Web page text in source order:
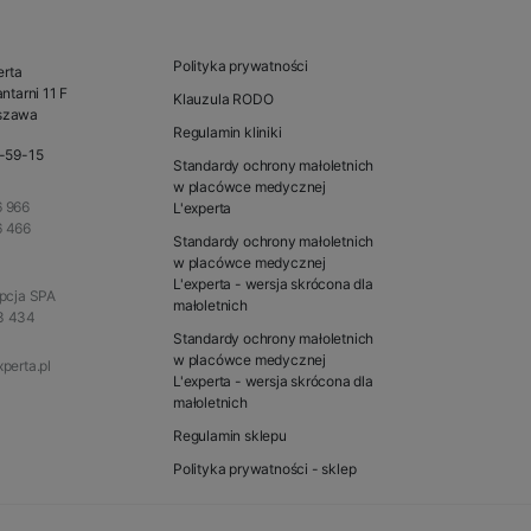
11 F
59-15
966
466
SPA
434
Polityka prywatności
Klauzula RODO
Regulamin kliniki
Standardy ochrony małoletnich
w placówce medycznej
L'experta
Standardy ochrony małoletnich
w placówce medycznej
L'experta - wersja skrócona dla
małoletnich
Standardy ochrony małoletnich
w placówce medycznej
L'experta - wersja skrócona dla
małoletnich
Regulamin sklepu
Polityka prywatności - sklep